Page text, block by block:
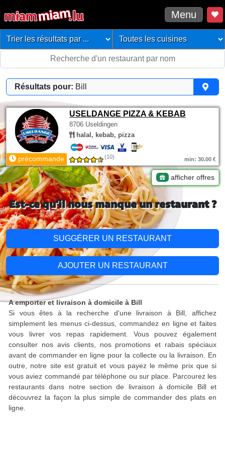
Menu
Résultats pour: Bill
USELDANGE PIZZA & KEBAB
8706 Useldingen
halal, kebab, pizza
précommande (10) min: 30.00 €
afficher offres
Est-ce qu'il nous manque un restaurant ?
SUGGÉRER UN RESTAURANT
AJOUTER UN RESTAURANT
A emporter et livraison à domicile à Bill
Si vous êtes à la recherche d'une livraison à Bill, affichez
simplement les menus ci-dessus, commandez en ligne et faites
vous livrer vos repas rapidement. Vous pouvez également
consulter nos avis clients, nos promotions et rabais spéciaux
avant de commander en ligne pour la collecte ou la livraison. En
outre, notre site est gratuit et vous payez le même prix que si
vous aviez commandé par téléphone ou sur place. Parcourez les
restaurants dans notre section de livraison à domicile Bill et
découvrez la façon la plus simple de commander des plats en
ligne.